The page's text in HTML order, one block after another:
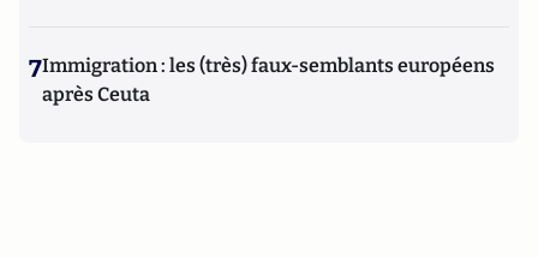
7Immigration : les (très) faux-semblants européens
après Ceuta